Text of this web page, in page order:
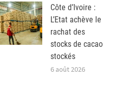
Côte d’Ivoire :
L’Etat achève le
rachat des
stocks de cacao
stockés
6 août 2026